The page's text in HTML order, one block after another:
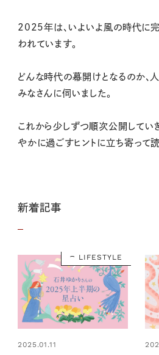
2025年は、いよいよ風の時代に
われています。
どんな時代の幕開けとなるのか、
みなさんに伺いました。
これから少しずつ順次公開してい
やかに過ごすヒントに立ち寄って
新着記事
LIFESTYLE
2025.01.11